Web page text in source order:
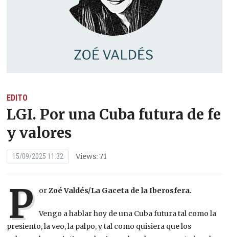
EDITO
LGI. Por una Cuba futura de fe
y valores
15/09/2025 11:32 Views: 71
P orZoé Valdés/La Gaceta de la Iberosfera.
Vengo a hablar hoy de una Cuba futura tal como la
presiento, la veo, la palpo, y tal como quisiera que los